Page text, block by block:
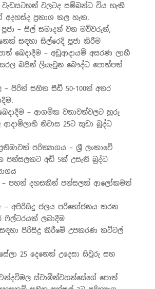
වලටද සම්බන්ධ විය හැකි
ප‍්‍රකාශ කල හැක.
පූජා – සිල් සමාදන් වන මව්වරුන්,
සඳහා සිල්රෙදි පූජා කිරීම
බෙදාදීම – අඩුආදායම් අසරණ ලාභී
සරල බසින් ලියැවුන බෞද්ධ පොත්පත්
– පිරිත් සහිත සීඩී 50-100ත් අතර
බෙදාදීම – ආගමික වතාවත්වලට හුරු
නිවාස 25ට කුඩා බුද්ධ
පරිත්‍යාගය – ශ‍්‍රී ලංකාවේ
පන්සලකට අඩි 5ක් උසැති බුද්ධ
– පහන් දහසකින් පන්සලක් ආලෝකමත්
– අපිරිසිදු ජලය පරිභෝජනය කරන
ලබාදීම
පිරිසිදු කිරීමේ උපකරණ කට්ටල්
25 දෙනෙක් උදෙසා සිවුරු සහ
චන්දවිමල ස්වාමීන්වහන්සේගේ පොත්